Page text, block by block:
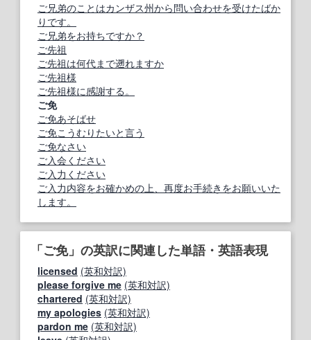
ご兄弟のことはカンザス州から問い合わせを受けたばか
りです。
ご兄弟をお持ちですか？
ご先祖
ご先祖は何代まで遡れますか
ご先祖様
ご先祖様に感謝する。
ご免
ご免あそばせ
ご免こうむりたいと言う
ご免なさい
ご入会ください
ご入力ください
ご入力内容をお確かめの上、再度お手続きをお願いいた
します。
「ご免」の英訳に関連した単語・英語表現
licensed (英和対訳)
please forgive me (英和対訳)
chartered (英和対訳)
my apologies (英和対訳)
pardon me (英和対訳)